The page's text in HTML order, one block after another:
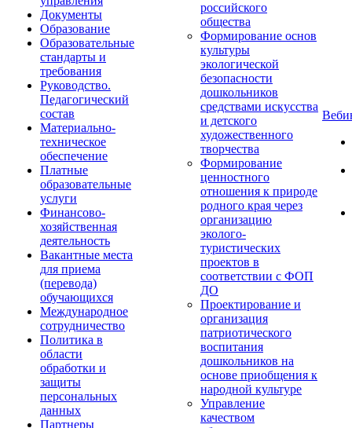
Документы
Образование
Образовательные
стандарты и
требования
Руководство.
Педагогический
состав
Материально-
техническое
обеспечение
Платные
образовательные
услуги
Финансово-
хозяйственная
деятельность
Вакантные места
для приема
(перевода)
обучающихся
Международное
сотрудничество
Политика в
области
обработки и
защиты
персональных
данных
Партнеры
российского
общества
Формирование основ
культуры
экологической
безопасности
дошкольников
средствами искусства
и детского
художественного
творчества
Формирование
ценностного
отношения к природе
родного края через
организацию
эколого-
туристических
проектов в
соответствии с ФОП
ДО
Проектирование и
организация
патриотического
воспитания
дошкольников на
основе приобщения к
народной культуре
Управление
качеством